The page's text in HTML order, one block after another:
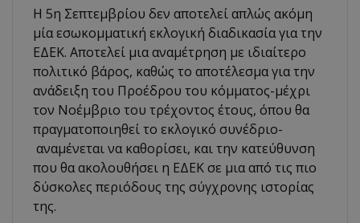
Η 5η Σεπτεμβρίου δεν αποτελεί απλώς ακόμη
μία εσωκομματική εκλογική διαδικασία για την
ΕΔΕΚ. Αποτελεί μια αναμέτρηση με ιδιαίτερο
πολιτικό βάρος, καθώς το αποτέλεσμα για την
ανάδειξη του Προέδρου του κόμματος-μέχρι
τον Νοέμβριο του τρέχοντος έτους, όπου θα
πραγματοποιηθεί το εκλογικό συνέδριο-
αναμένεται να καθορίσει, και την κατεύθυνση
που θα ακολουθήσει η ΕΔΕΚ σε μια από τις πιο
δύσκολες περιόδους της σύγχρονης ιστορίας
της.